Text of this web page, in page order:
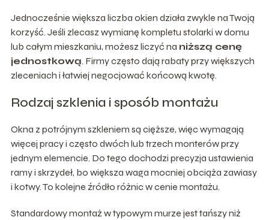
Jednocześnie większa liczba okien działa zwykle na Twoją
korzyść. Jeśli zlecasz wymianę kompletu stolarki w domu
lub całym mieszkaniu, możesz liczyć na niższą cenę
jednostkową. Firmy często dają rabaty przy większych
zleceniach i łatwiej negocjować końcową kwotę.
Rodzaj szklenia i sposób montażu
Okna z potrójnym szkleniem są cięższe, więc wymagają
więcej pracy i często dwóch lub trzech monterów przy
jednym elemencie. Do tego dochodzi precyzja ustawienia
ramy i skrzydeł, bo większa waga mocniej obciąża zawiasy
i kotwy. To kolejne źródło różnic w cenie montażu.
Standardowy montaż w typowym murze jest tańszy niż